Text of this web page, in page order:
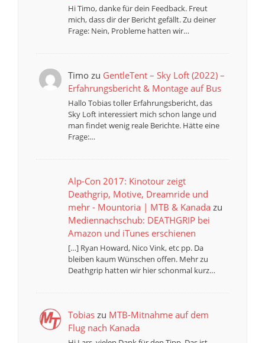
Hi Timo, danke für dein Feedback. Freut
mich, dass dir der Bericht gefällt. Zu deiner
Frage: Nein, Probleme hatten wir…
Timozu GentleTent – Sky Loft (2022) –
Erfahrungsbericht & Montage auf Bus
Hallo Tobias toller Erfahrungsbericht, das
Sky Loft interessiert mich schon lange und
man findet wenig reale Berichte. Hätte eine
Frage:…
Alp-Con 2017: Kinotour zeigt
Deathgrip, Motive, Dreamride und
mehr - Mountoria | MTB & Kanadazu
Mediennachschub: DEATHGRIP bei
Amazon und iTunes erschienen
[…] Ryan Howard, Nico Vink, etc pp. Da
bleiben kaum Wünschen offen. Mehr zu
Deathgrip hatten wir hier schonmal kurz…
Tobiaszu MTB-Mitnahme auf dem
Flug nach Kanada